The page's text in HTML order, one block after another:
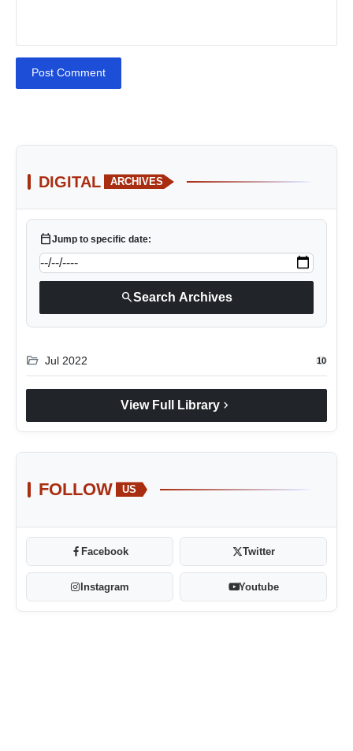
Post Comment
DIGITAL ARCHIVES
calendar_todayJump to specific date:
searchSearch Archives
folder_open Jul 2022 10
View Full Library chevron_right
FOLLOW US
Facebook Twitter
Instagram Youtube